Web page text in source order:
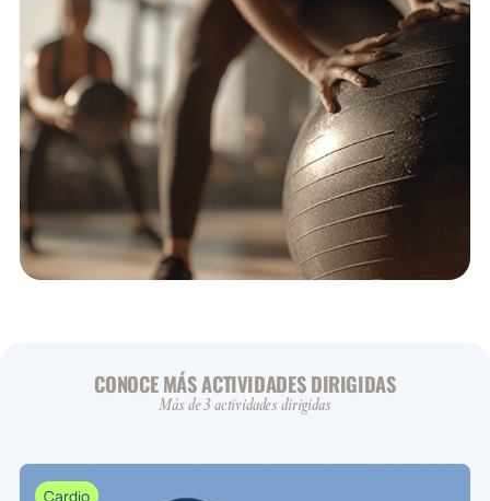
CONOCE MÁS ACTIVIDADES DIRIGIDAS
Más de 3 actividades dirigidas
Cardio